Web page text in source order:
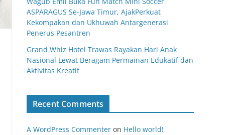
ASPARAGUS Se-Jawa Timur, AjakPerkuat
Kekompakan dan Ukhuwah Antargenerasi
Penerus Pesantren
Grand Whiz Hotel Trawas Rayakan Hari Anak
Nasional Lewat Beragam Permainan Edukatif dan
Aktivitas Kreatif
Recent Comments
A WordPress Commenter on Hello world!